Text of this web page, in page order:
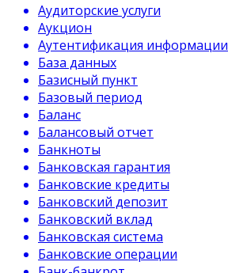
Аудиторские услуги
Аукцион
Аутентификация информации
База данных
Базисный пункт
Базовый период
Баланс
Балансовый отчет
Банкноты
Банковская гарантия
Банковские кредиты
Банковский депозит
Банковский вклад
Банковская система
Банковские операции